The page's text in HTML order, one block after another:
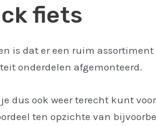
fiets
is dat er een ruim
onderdelen afgemonteerd.
dus ook weer terecht kunt
ten opzichte van